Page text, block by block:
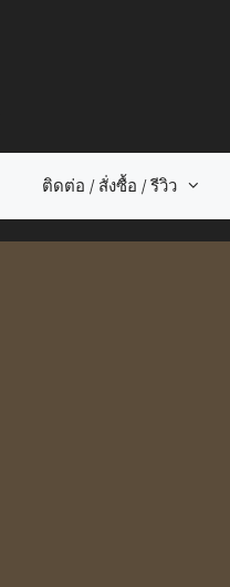
ติดต่อ / สั่งซื้อ / รีวิว